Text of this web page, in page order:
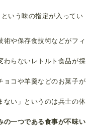
いう味の指定が入ってい
術や保存食技術などがフィ
わらないレトルト食品が採
ョコや羊羹などのお菓子が
ない」というのは兵士の体
の一つである食事が不味い